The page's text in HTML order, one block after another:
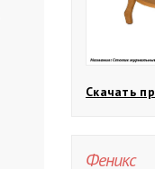
Скачать
Феникс